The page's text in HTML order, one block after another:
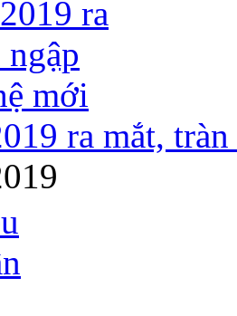
ra mắt,